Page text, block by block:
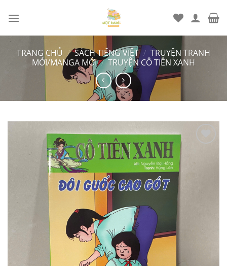
đến
dung
TRANG CHỦ / SÁCH TIẾNG VIỆT / TRUYỆN TRANH
MỚI/MANGA MỚI / TRUYỆN CÔ TIÊN XANH